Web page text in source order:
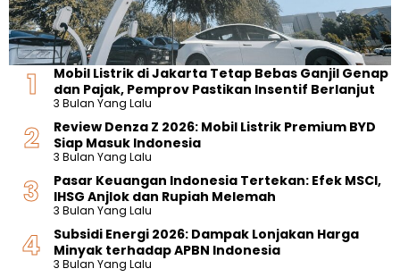
Mobil Listrik di Jakarta Tetap Bebas Ganjil Genap
dan Pajak, Pemprov Pastikan Insentif Berlanjut
3 Bulan Yang Lalu
Review Denza Z 2026: Mobil Listrik Premium BYD
Siap Masuk Indonesia
3 Bulan Yang Lalu
Pasar Keuangan Indonesia Tertekan: Efek MSCI,
IHSG Anjlok dan Rupiah Melemah
3 Bulan Yang Lalu
Subsidi Energi 2026: Dampak Lonjakan Harga
Minyak terhadap APBN Indonesia
3 Bulan Yang Lalu